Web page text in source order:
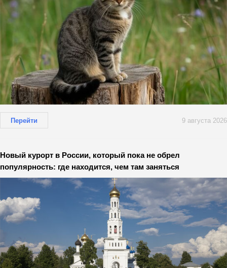
Перейти 9 августа 2026
Новый курорт в России, который пока не обрел
популярность: где находится, чем там заняться